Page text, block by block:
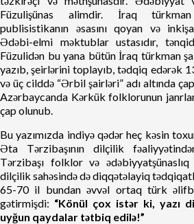
Füzulişünas alimdir. İraq
publisistikanın əsasını qoyan və
Ədəbi-elmi məktublar ustasıdır,
Füzulidən bu yana bütün İraq türkman
yazıb, şeirlərini toplayıb, tədqiq edərək
və üç cilddə “Ərbil şairləri” adı altında
Azərbaycanda Kərkük folklorunun
çap olunub.
Bu yazımızda indiyə qədər heç kəsin
Əta Tərzibaşının dilçilik
Tərzibaşı folklor və
dilçilik sahəsində də diqqətəlayiq
65-70 il bundan əvvəl ortaq türk
gətirmişdi: “Könül çox istər ki, yazı
uyğun qaydalar tətbiq edilə!”